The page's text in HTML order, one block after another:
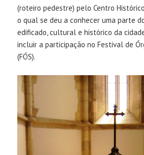
(roteiro pedestre) pelo Centro
o qual se deu a conhecer uma parte
edificado, cultural e histórico da
incluir a participação no Festival de
(FÓS).